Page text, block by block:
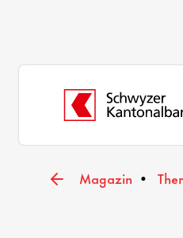
Magazin